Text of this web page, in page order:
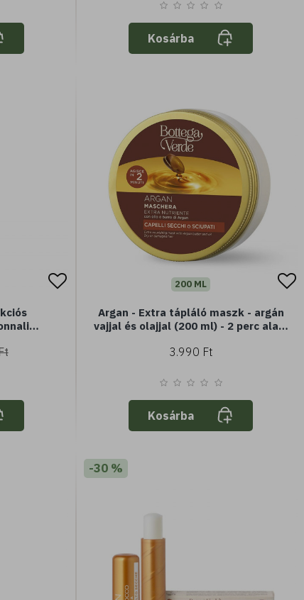
Kosárba
200 ML
Argan - Extra tápláló maszk - argán
vajjal és olajjal (200 ml) - 2 perc alatt
3.990 Ft
Kosárba
-30 %